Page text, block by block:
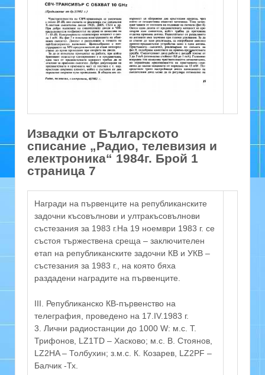
Извадки от Българското
списание „Радио, телевизия и
електроника“ 1984г. Брой 1
страница 7
Награди на първенците на републиканските
задочни късовълнови и ултракъсовълнови
състезания за 1983 г.На 19 ноември 1983 г. се
състоя тържествена среща – заключителен
етап на републиканските задочни КВ и УКВ –
състезания за 1983 г., на която бяха
раздадени наградите на първенците.
III. Републиканско КВ-първенство на
телеграфия, проведено на 17.IV.1983 г.
3. Лични радиостанции до 1000 W: м.с. Т.
Трифонов, LZ1TD – Хасково; м.с. В. Стоянов,
LZ2HA – Толбухин; з.м.с. К. Козарев, LZ2PF –
Балчик -Тх.